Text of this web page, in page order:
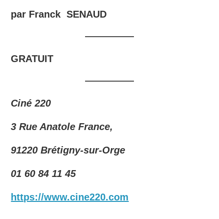
par Franck SENAUD
GRATUIT
Ciné 220
3 Rue Anatole France,
91220 Brétigny-sur-Orge
01 60 84 11 45
https://www.cine220.com